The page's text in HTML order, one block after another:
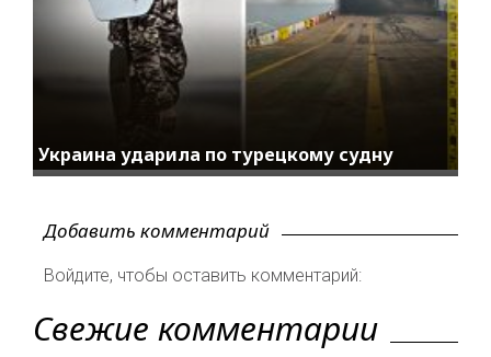
Украина ударила по турецкому судну
Добавить комментарий
Войдите, чтобы оставить комментарий:
Свежие комментарии